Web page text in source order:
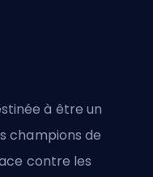
à être un
champions de
contre les